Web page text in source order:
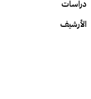
دراسات
الأرشيف